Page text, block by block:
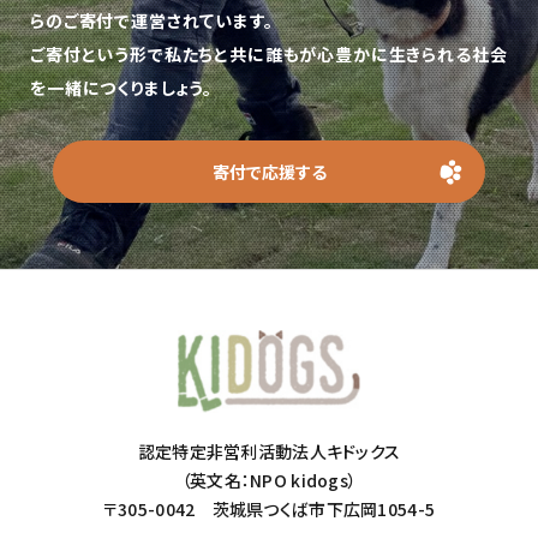
らのご寄付で運営されています。
ご寄付という形で私たちと共に誰もが心豊かに生きられる社会
を一緒につくりましょう。
寄付で応援する
認定特定非営利活動法人キドックス
（英文名：NPO kidogs）
〒305-0042 茨城県つくば市下広岡1054-5